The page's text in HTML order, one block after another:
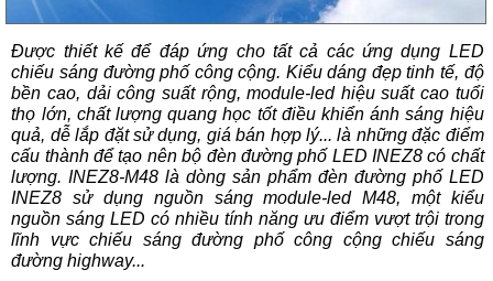
Được thiết kế để đáp ứng cho tất cả các ứng dụng LED
chiếu sáng đường phố công cộng. Kiểu dáng đẹp tinh tế, độ
bền cao, dải công suất rộng, module-led hiệu suất cao tuổi
thọ lớn, chất lượng quang học tốt điều khiển ánh sáng hiệu
quả, dễ lắp đặt sử dụng, giá bán hợp lý... là những đặc điểm
cấu thành để tạo nên bộ đèn đường phố LED INEZ8 có chất
lượng. INEZ8-M48 là dòng sản phẩm đèn đường phố LED
INEZ8 sử dụng nguồn sáng module-led M48, một kiểu
nguồn sáng LED có nhiều tính năng ưu điểm vượt trội trong
lĩnh vực chiếu sáng đường phố công cộng chiếu sáng
đường highway...